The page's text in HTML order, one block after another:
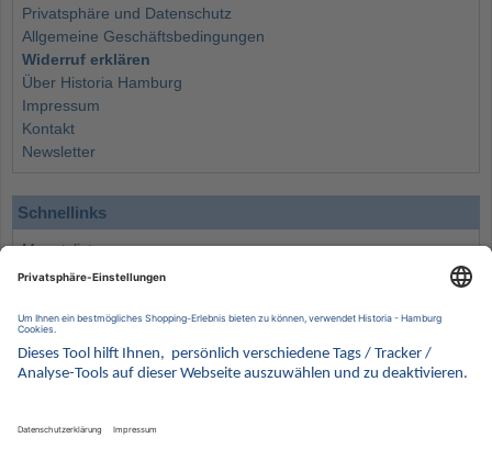
Privatsphäre und Datenschutz
Allgemeine Geschäftsbedingungen
Widerruf erklären
Über Historia Hamburg
Impressum
Kontakt
Newsletter
Schnellinks
Monatsliste
Angebote
Wissenswertes
Kontakt